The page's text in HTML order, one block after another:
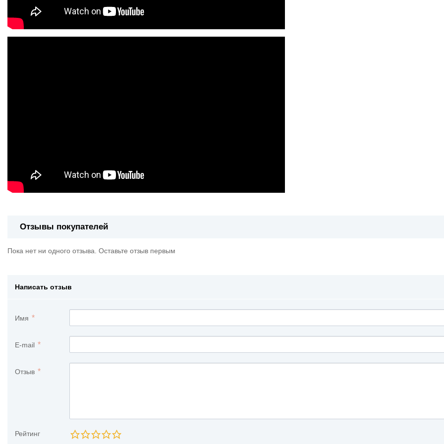
Отзывы покупателей
Пока нет ни одного отзыва. Оставьте отзыв первым
Написать отзыв
Имя
E-mail
Отзыв
Рейтинг